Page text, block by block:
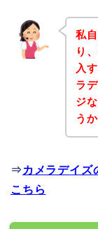
私
り
入
ラ
ジ
う
⇒ カメラデイズ
こちら